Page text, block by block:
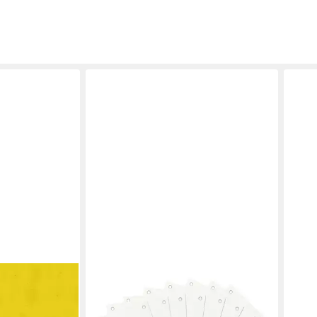
gelb
Trennstreifen Trennstreifen mit
Abheftlochung 2-fach